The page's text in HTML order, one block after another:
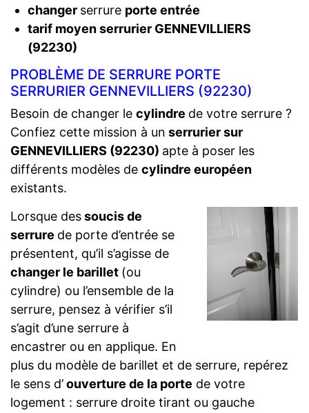
changer serrure porte entrée
tarif moyen serrurier GENNEVILLIERS
(92230)
PROBLÈME DE SERRURE PORTE
SERRURIER GENNEVILLIERS (92230)
Besoin de changer le cylindre de votre serrure ?
Confiez cette mission à un serrurier sur
GENNEVILLIERS (92230) apte à poser les
différents modèles de cylindre européen
existants.
Lorsque dessoucis de
serrure de porte d’entrée se
présentent, qu’il s’agisse de
changer le barillet (ou
cylindre) ou l’ensemble de la
serrure, pensez à vérifier s’il
s’agit d’une serrure à
encastrer ou en applique. En
plus du modèle de barillet et de serrure, repérez
le sens d’ouverture de la porte de votre
logement : serrure droite tirant ou gauche